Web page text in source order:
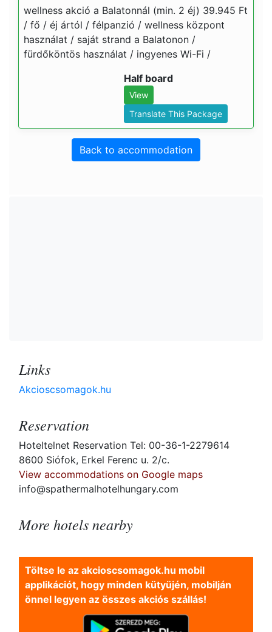
wellness akció a Balatonnál (min. 2 éj) 39.945 Ft
/ fő / éj ártól / félpanzió / wellness központ
használat / saját strand a Balatonon /
fürdőköntös használat / ingyenes Wi-Fi /
Half board
View
Translate This Package
Back to accommodation
Links
Akcioscsomagok.hu
Reservation
Hoteltelnet Reservation Tel: 00-36-1-2279614
8600 Siófok, Erkel Ferenc u. 2/c.
View accommodations on Google maps
info@spathermalhotelhungary.com
More hotels nearby
Töltse le az akcioscsomagok.hu mobil
applikációt, hogy minden kütyüjén, mobilján
önnel legyen az összes akciós szállás!